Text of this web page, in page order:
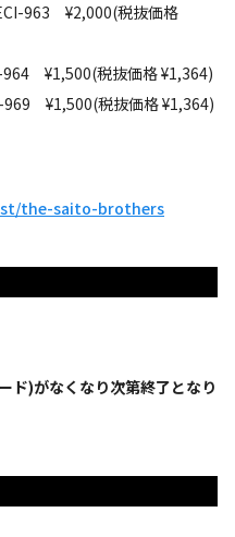
963 ¥2,000(税抜価格
964 ¥1,500(税抜価格 ¥1,364)
969 ¥1,500(税抜価格 ¥1,364)
the-saito-brothers
ド)がなくなり次第終了となり